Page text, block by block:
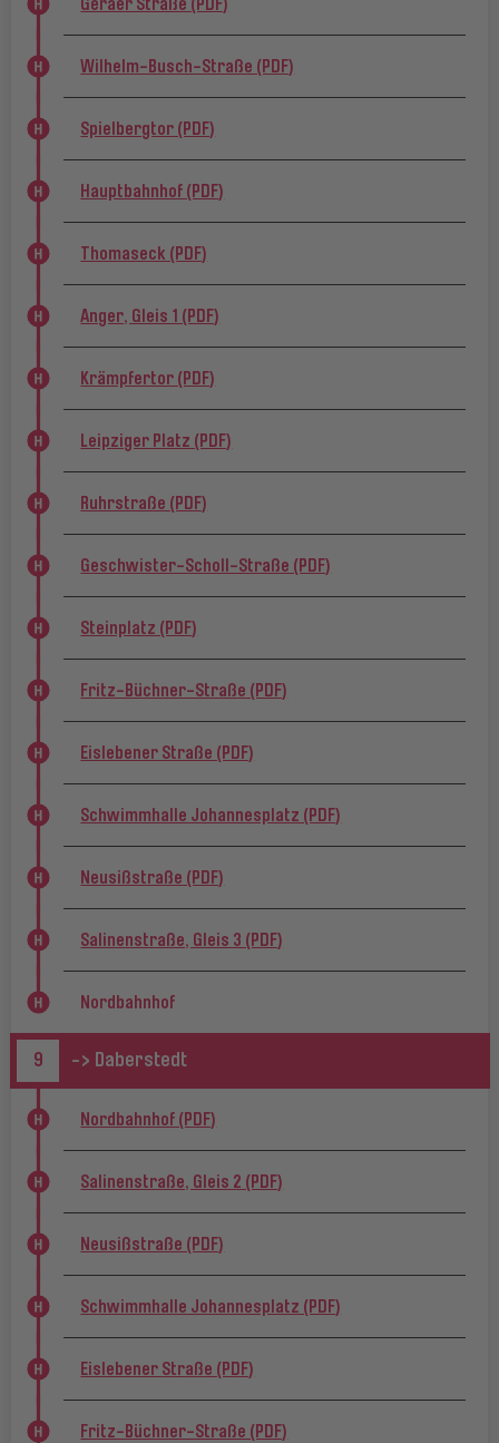
Wilhelm-Busch-Straße (PDF)
Spielbergtor (PDF)
Hauptbahnhof (PDF)
Thomaseck (PDF)
Anger, Gleis 1 (PDF)
Krämpfertor (PDF)
Leipziger Platz (PDF)
Ruhrstraße (PDF)
Geschwister-Scholl-Straße (PDF)
Steinplatz (PDF)
Fritz-Büchner-Straße (PDF)
Eislebener Straße (PDF)
Schwimmhalle Johannesplatz (PDF)
Neusißstraße (PDF)
Salinenstraße, Gleis 3 (PDF)
Nordbahnhof
9 -> Daberstedt
Nordbahnhof (PDF)
Salinenstraße, Gleis 2 (PDF)
Neusißstraße (PDF)
Schwimmhalle Johannesplatz (PDF)
Eislebener Straße (PDF)
Fritz-Büchner-Straße (PDF)